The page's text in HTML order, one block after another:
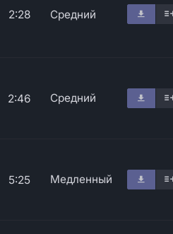
2:28 Средний
2:46 Средний
5:25 Медленный